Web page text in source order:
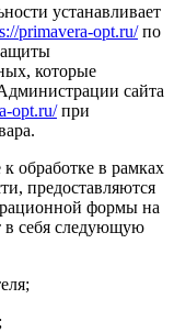
устанавливает
primavera-opt.ru/по
которые
сайта
opt.ru/при
обработке в рамках
предоставляются
формы на
себя следующую